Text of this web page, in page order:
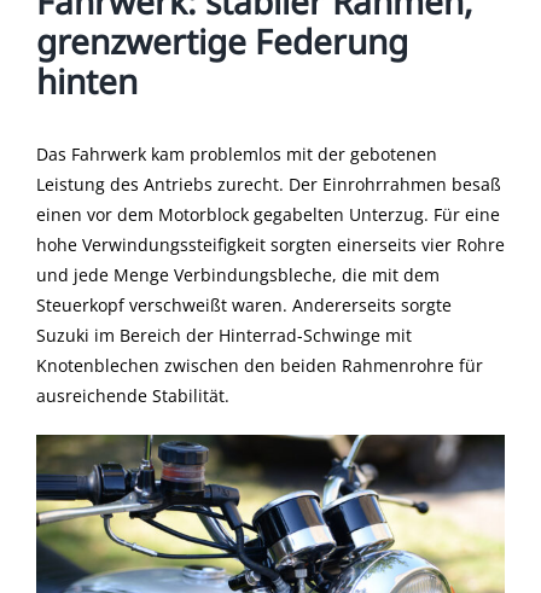
grenzwertige Federung
hinten
Das Fahrwerk kam problemlos mit der gebotenen
Leistung des Antriebs zurecht. Der Einrohrrahmen besaß
einen vor dem Motorblock gegabelten Unterzug. Für eine
hohe Verwindungssteifigkeit sorgten einerseits vier Rohre
und jede Menge Verbindungsbleche, die mit dem
Steuerkopf verschweißt waren. Andererseits sorgte
Suzuki im Bereich der Hinterrad-Schwinge mit
Knotenblechen zwischen den beiden Rahmenrohre für
ausreichende Stabilität.